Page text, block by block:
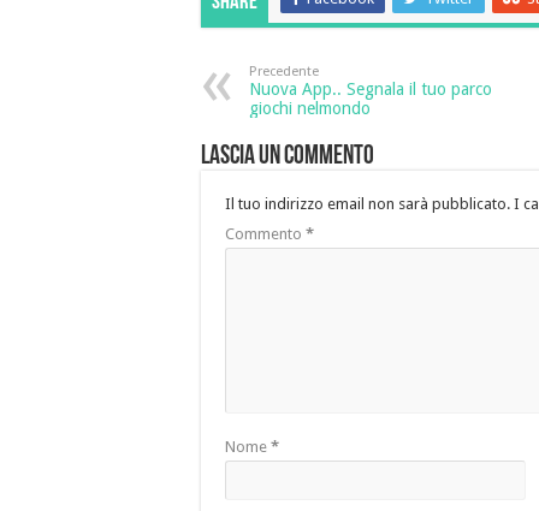
Precedente
Nuova App.. Segnala il tuo parco
giochi nelmondo
Lascia un commento
Il tuo indirizzo email non sarà pubblicato. I
Commento *
Nome *